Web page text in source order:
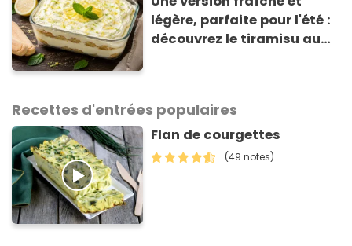
légère, parfaite pour l'été :
découvrez le tiramisu au
Recettes d'entrées populaires
Flan de courgettes
(49 notes)